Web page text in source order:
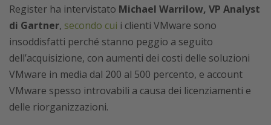
Register ha intervistato Michael Warrilow, VP Analyst
di Gartner, secondo cui i clienti VMware sono
insoddisfatti perché stanno peggio a seguito
dell’acquisizione, con aumenti dei costi delle soluzioni
VMware in media dal 200 al 500 percento, e account
VMware spesso introvabili a causa dei licenziamenti e
delle riorganizzazioni.